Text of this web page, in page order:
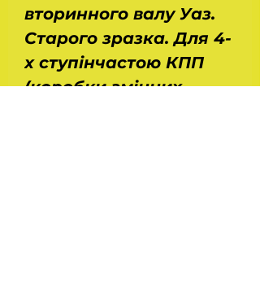
вторинного валу Уаз.
Старого зразка. Для 4-
х ступінчастою КПП
(коробки змінних